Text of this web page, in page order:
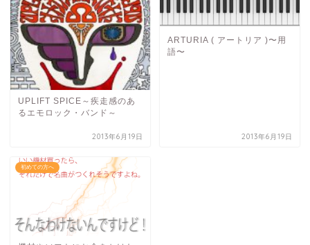
UPLIFT SPICE～疾走感のあ
るエモロック・バンド～
2013年6月19日
ARTURIA ( アートリア )〜用
語〜
2013年6月19日
初めての方へ